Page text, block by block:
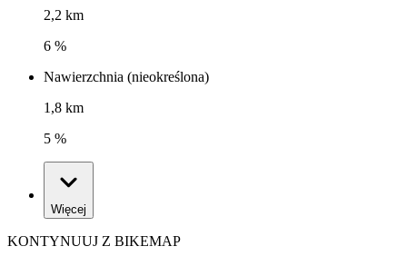
2,2 km
6 %
Nawierzchnia (nieokreślona)
1,8 km
5 %
Więcej
KONTYNUUJ Z BIKEMAP